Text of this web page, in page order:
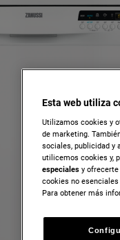
Esta web utiliza
Utilizamos cookies y
de marketing.
sociales, publicidad y
utilicemos cookies y,
especiales y
cookies no
Para obtener más